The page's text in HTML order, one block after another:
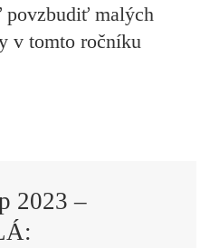
povzbudiť malých
v tomto ročníku
2023 –